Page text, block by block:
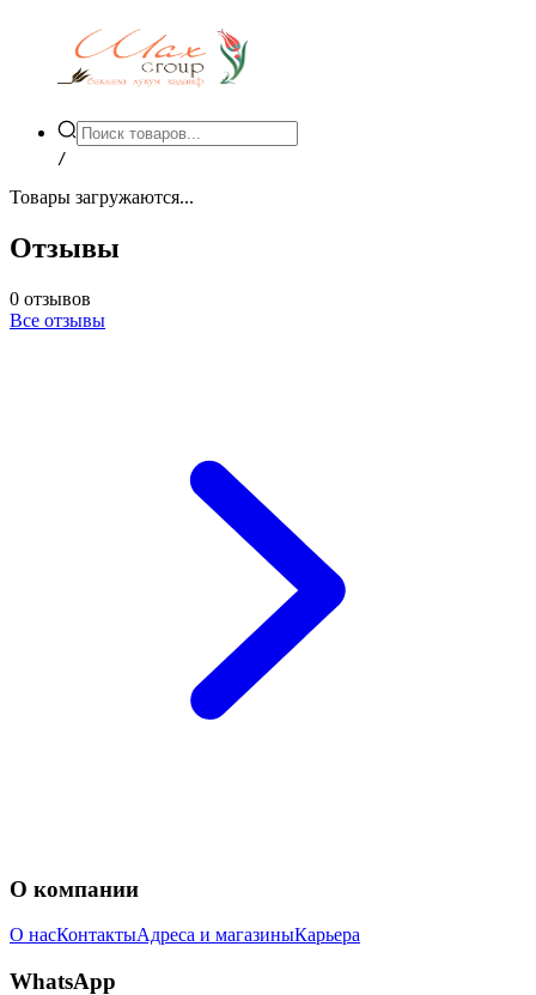
/
Товары загружаются...
Отзывы
0 отзывов
Все отзывы
О компании
О насКонтактыАдреса и магазиныКарьера
WhatsApp